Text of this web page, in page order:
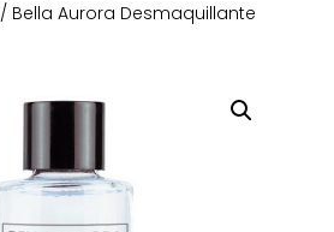
/ Bella Aurora Desmaquillante